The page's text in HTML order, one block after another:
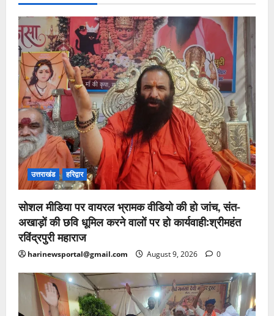
उत्तराखंड हरिद्वार
सोशल मीडिया पर वायरल भ्रामक वीडियो की हो जांच, संत-
अखाड़ों की छवि धूमिल करने वालों पर हो कार्यवाही:श्रीमहंत
रविंद्रपुरी महाराज
harinewsportal@gmail.com August 9, 2026 0